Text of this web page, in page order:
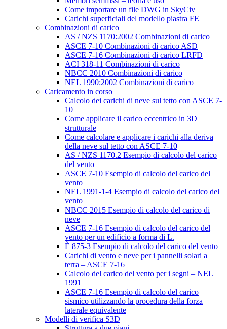
Come importare un file DWG in SkyCiv
Carichi superficiali del modello piastra FE
Combinazioni di carico
AS / NZS 1170:2002 Combinazioni di carico
ASCE 7-10 Combinazioni di carico ASD
ASCE 7-16 Combinazioni di carico LRFD
ACI 318-11 Combinazioni di carico
NBCC 2010 Combinazioni di carico
NEL 1990:2002 Combinazioni di carico
Caricamento in corso
Calcolo dei carichi di neve sul tetto con ASCE 7-
10
Come applicare il carico eccentrico in 3D
strutturale
Come calcolare e applicare i carichi alla deriva
della neve sul tetto con ASCE 7-10
AS / NZS 1170.2 Esempio di calcolo del carico
del vento
ASCE 7-10 Esempio di calcolo del carico del
vento
NEL 1991-1-4 Esempio di calcolo del carico del
vento
NBCC 2015 Esempio di calcolo del carico di
neve
ASCE 7-16 Esempio di calcolo del carico del
vento per un edificio a forma di L.
È 875-3 Esempio di calcolo del carico del vento
Carichi di vento e neve per i pannelli solari a
terra – ASCE 7-16
Calcolo del carico del vento per i segni – NEL
1991
ASCE 7-16 Esempio di calcolo del carico
sismico utilizzando la procedura della forza
laterale equivalente
Modelli di verifica S3D